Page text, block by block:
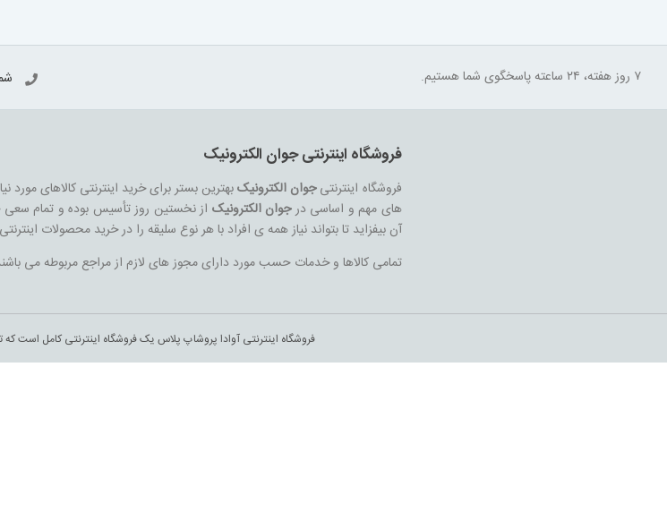
۷ روز هفته، ۲۴ ساعته پاسخگوی شما هستیم.
فروشگاه اینترنتی جوان الکترونیک
فروشگاه اینترنتیجوان الکترونیکبهترین بستر برای خرید اینترنتی کالاهای
های مهم و اساسی درجوان الکترونیک از نخستین روز تأسیس بوده و تمام سعی
آن بیفزاید تا بتواند نیاز همه ی افراد با هر نوع سلیقه را در خرید محصولات
تمامی کالاها و خدمات حسب مورد دارای مجوز های لازم از مراجع مربوطه می
فروشگاه اینترنتی آوادا پروشاپ پلاس یک فروشگاه اینترنتی کامل است